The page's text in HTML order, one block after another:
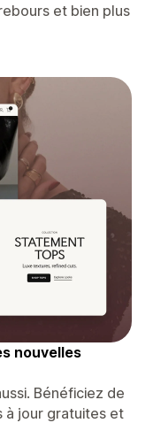
et bien plus
nouvelles
Bénéficiez de
à jour gratuites et